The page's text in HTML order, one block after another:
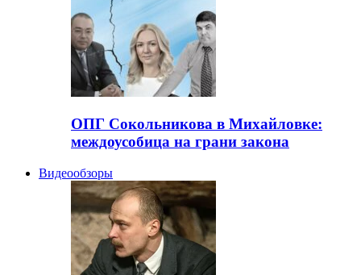
ОПГ Сокольникова в Михайловке:
междоусобица на грани закона
Видеообзоры